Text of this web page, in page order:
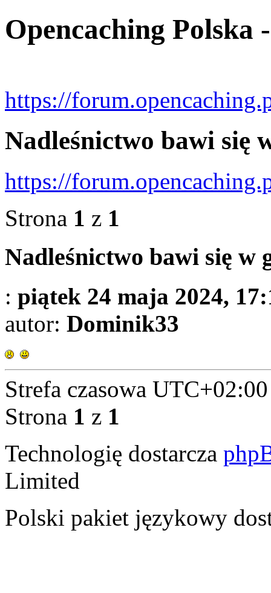
Opencaching Polska
https://
Nadleśnictwo bawi się
https://
Strona 1 z 1
Nadleśnictwo bawi się w
: piątek 24 maja 2024,
autor: Dominik33
Strefa czasowa UTC+02:00
Strona 1 z 1
Technologię dostarcza
Limited
Polski pakiet językowy